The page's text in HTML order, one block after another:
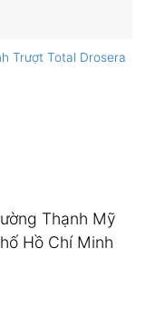
Trượt Total Drosera
Thạnh Mỹ
Hồ Chí Minh